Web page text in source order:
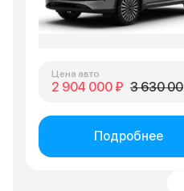
Цена авто
2 904 000 ₽ 3 630 000 ₽
Подробнее